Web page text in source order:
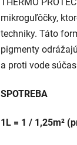
mikroguľôčky,
techniky. Táto
pigmenty
a proti vode
SPOTREBA
1L = 1 / 1,25m²